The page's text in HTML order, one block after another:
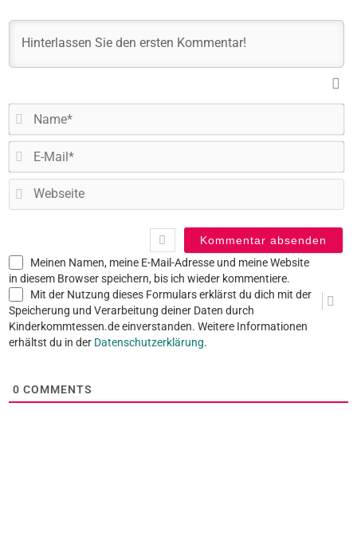
Meinen Namen, meine E-Mail-Adresse und meine Website
in diesem Browser speichern, bis ich wieder kommentiere.
Mit der Nutzung dieses Formulars erklärst du dich mit der
Speicherung und Verarbeitung deiner Daten durch
Kinderkommtessen.de einverstanden. Weitere Informationen
erhältst du in der Datenschutzerklärung.
0 COMMENTS